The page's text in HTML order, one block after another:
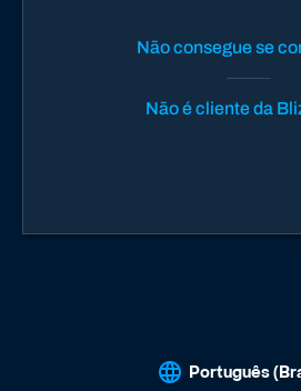
Não consegue se
Não é cliente da